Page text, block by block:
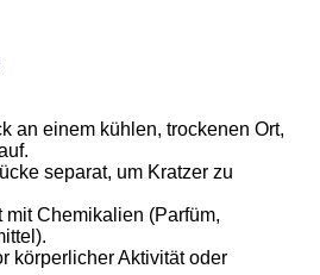
an einem kühlen, trockenen Ort,
separat, um Kratzer zu
mit Chemikalien (Parfüm,
körperlicher Aktivität oder